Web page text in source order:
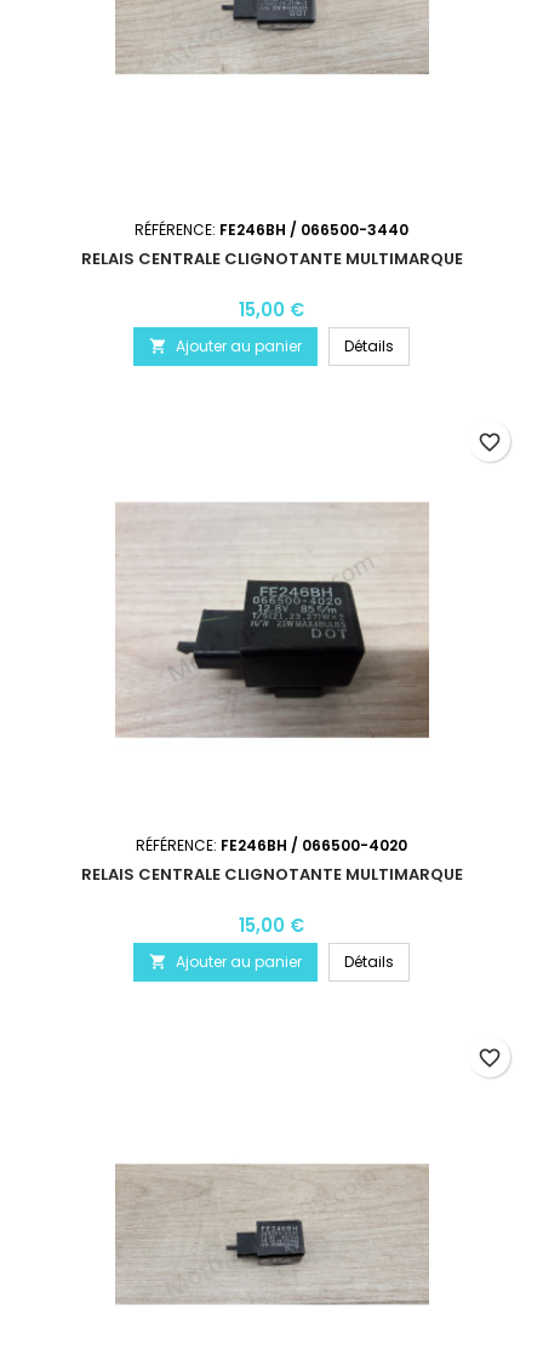
RÉFÉRENCE: FE246BH / 066500-3440
RELAIS CENTRALE CLIGNOTANTE MULTIMARQUE
15,00 €
 Ajouter au panier Détails
RÉFÉRENCE: FE246BH / 066500-4020
RELAIS CENTRALE CLIGNOTANTE MULTIMARQUE
15,00 €
 Ajouter au panier Détails
favorite_border
favorite_border